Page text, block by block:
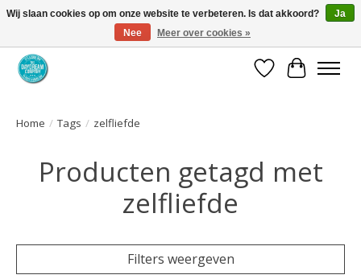
Coaching via download. Effectief en voordelig.
Verlanglijst
Home / Tags / zelfliefde
Producten getagd met
zelfliefde
Filters weergeven
Wij slaan cookies op om onze website te verbeteren. Is dat akkoord?
Ja
Nee
Meer over cookies »